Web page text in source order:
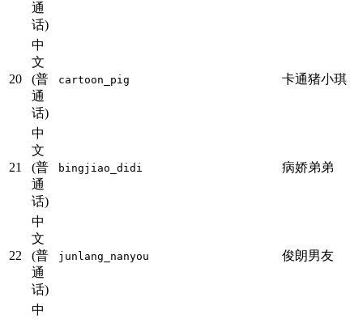
通
话)
20
中
文
(普
通
话)
cartoon_pig 卡通猪小琪
21
中
文
(普
通
话)
bingjiao_didi 病娇弟弟
22
中
文
(普
通
话)
junlang_nanyou 俊朗男友
中